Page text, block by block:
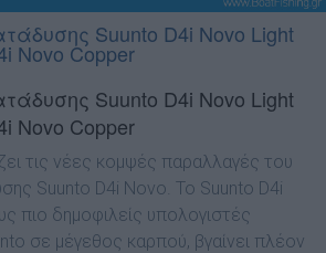
Suunto D4i Novo Light
Novo Copper
Suunto D4i Novo Light
Novo Copper
τις νέες κομψές παραλλαγές του
Suunto D4i Novo. Το Suunto D4i
πιο δημοφιλείς υπολογιστές
σε μέγεθος καρπού, βγαίνει πλέον